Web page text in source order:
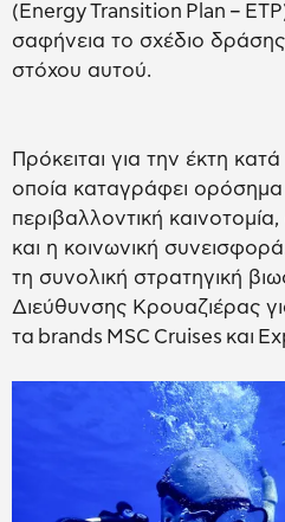
(Energy Transition Plan –
σαφήνεια το σχέδιο δράσης
στόχου αυτού.
Πρόκειται για την έκτη
οποία καταγράφει
περιβαλλοντική
και η κοινωνική
τη συνολική στρατηγική
Διεύθυνσης Κρουαζιέρας
τα brands MSC Cruises και